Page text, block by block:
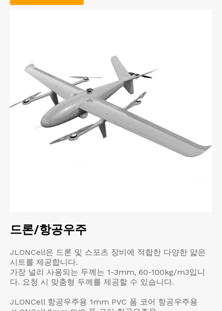
드론/항공우주
JLONCell은 드론 및 스포츠 장비에 적합한 다양한 얇은
시트를 제공합니다.
가장 널리 사용되는 두께는 1-3mm, 60-100kg/m3입니
다. 요청 시 맞춤형 두께를 제공할 수 있습니다.
JLONCell 항공우주용 1mm PVC 폼 코어 항공우주용